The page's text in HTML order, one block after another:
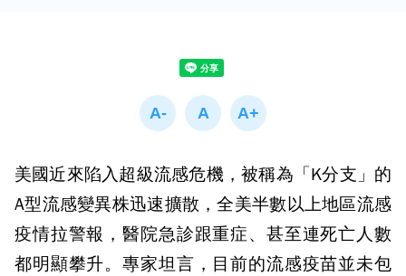
美國近來陷入超級流感危機，被稱為「K分支」的
A型流感變異株迅速擴散，全美半數以上地區流感
疫情拉警報，醫院急診跟重症、甚至連死亡人數
都明顯攀升。專家坦言，目前的流感疫苗並未包